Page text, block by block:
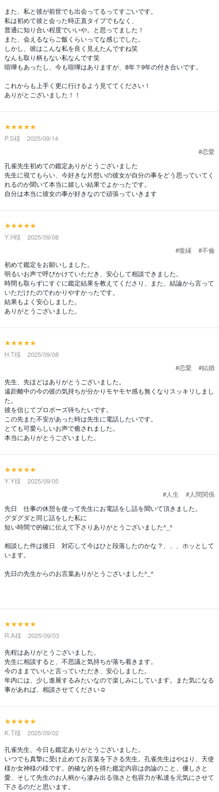
また、私と彼が前世でも出会ってるってすごいです。
私は初めて彼と会った時正直タイプでもなく、
普通に知り合い程度でいいや。と思ってました！
また、会えるならご飯くらいってな感じでした。
しかし、彼はこんな私を良く見えたんですね笑
なんも取り柄もない私なんです笑
喧嘩もあったし、今も喧嘩はありますが、8年？9年の付き合いです。
これからも上手く更に行けるよう見ててください！
ありがとございました！！
★★★★★
P.S様 2025/09/14
#恋愛
孔雀先生初めての鑑定ありがとうございました
先生に視てもらい、今好きな片想いの彼女が自分の事をどう思っていてく
れるのか聞いて本当に嬉しい結果でよかったです。
自分は本当に彼女の事が好きなので頑張っていきます
★★★★★
Y.H様 2025/09/08
#復縁
#不倫
初めて鑑定をお願いしました。
明るいお声で呼びかけていただき、安心して相談できました。
時間も取らずにすぐに鑑定結果を教えてくださり、また、結論から言って
いただけたのでわかりやすかったです。
結果もよく安心しました。
ありがとうございました。
★★★★★
H.T様 2025/09/08
#恋愛
#結婚
先生、先ほどはありがとうございました。
遠距離中の今の彼の気持ちが分かりモヤモヤ感も無くなりスッキリしまし
た。
彼を信じてプロポーズ待ちたいです。
この先また不安があった時は先生に電話したいです。
とても可愛らしいお声で癒されました。
本当にありがとうございました。
★★★★★
Y.Y様 2025/09/05
#人生
#人間関係
先日 仕事の休憩を使って先生にお電話をし話を聞いて頂きました。
グダグダと同じ話をした私に
短い時間で的確に伝えて下さりありがとうございました^_^
相談した件は後日 対応して今はひと段落したのかな？、、、ホッとして
います。
先日の先生からのお言葉ありがとうございました^_^
★★★★★
R.A様 2025/09/03
先程はありがとうございました。
先生に相談すると、不思議と気持ちが落ち着きます。
今のままでいいと言っていただき、安心しました。
年内には、少し進展するみたいなので楽しみにしています。また気になる
事があれば、相談させてください☺️
★★★★★
K.T様 2025/09/02
孔雀先生、今日も鑑定ありがとうございました。
いつでも真摯に受け止めてお言葉を下さる先生。孔雀先生はやはり、天使
様か女神様の様です。的確な的を得た鑑定内容は勿論のこと、優しさと
愛、そして先生のお人柄から滲み出る強さと包容力が私達を元気にさせて
下さるのだと思います。